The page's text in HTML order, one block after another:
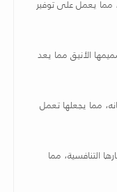
مما يعمل على توفير
الأنيق مما يعد
مما يجعلها تعمل
التنافسية، مما